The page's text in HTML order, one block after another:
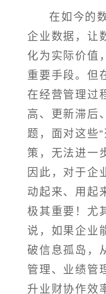
在如今的
企业数据，让
化为实际价值
重要手段。但
在经营管理过
高、更新滞后
题，面对这些
策，无法进一
因此，对于企
动起来、用起
极其重要！尤
说，如果企业
破信息孤岛，
管理、业绩管
升业财协作效